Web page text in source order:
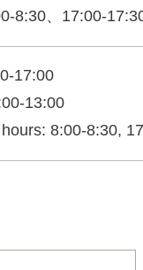
8:30、17:00-
17:00
13:00
8:00-8:30,